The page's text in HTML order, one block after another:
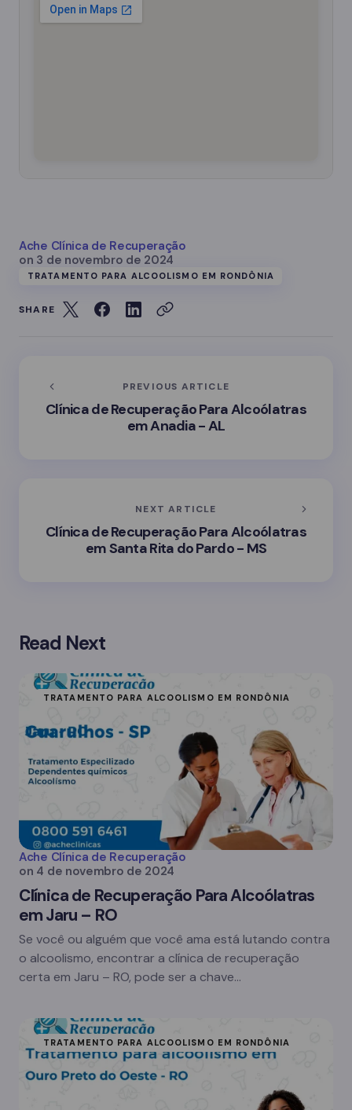
Ache Clínica de Recuperação
on 3 de novembro de 2024
TRATAMENTO PARA ALCOOLISMO EM RONDÔNIA
SHARE
PREVIOUS ARTICLE
Clínica de Recuperação Para Alcoólatras
em Anadia - AL
NEXT ARTICLE
Clínica de Recuperação Para Alcoólatras
em Santa Rita do Pardo - MS
Read Next
TRATAMENTO PARA ALCOOLISMO EM RONDÔNIA
Ache Clínica de Recuperação
on 4 de novembro de 2024
Clínica de Recuperação Para Alcoólatras
em Jaru – RO
Se você ou alguém que você ama está lutando contra
o alcoolismo, encontrar a clínica de recuperação
certa em Jaru – RO, pode ser a chave…
TRATAMENTO PARA ALCOOLISMO EM RONDÔNIA